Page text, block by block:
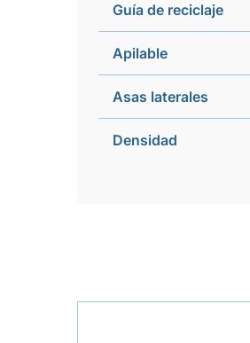
Guía de reciclaje
Apilable
Asas laterales
Densidad